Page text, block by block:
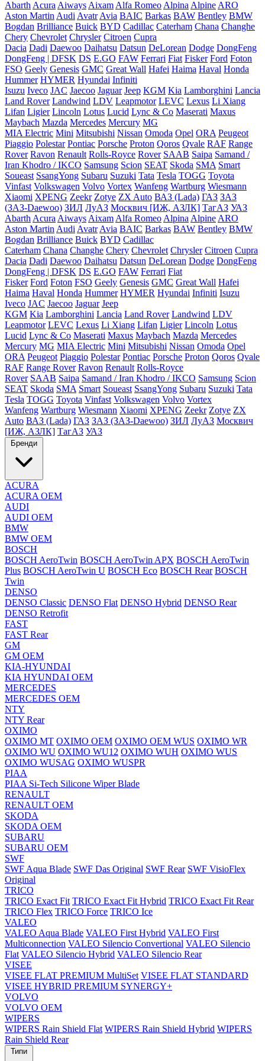
Abarth Acura Aiways Aixam Alfa Romeo Alpina Alpine ARO
Aston Martin Audi Avatr Avia BAIC Barkas BAW Bentley BMW
Bogdan Brilliance Buick BYD Cadillac Caterham Chana Changhe
Chery Chevrolet Chrysler Citroen Cupra
Dacia Dadi Daewoo Daihatsu Datsun DeLorean Dodge DongFeng
DongFeng | DFSK DS E.GO FAW Ferrari Fiat Fisker Ford Foton
FSO Geely Genesis GMC Great Wall Hafei Haima Haval Honda
Hummer HYMER Hyundai Infiniti
Isuzu Iveco JAC Jaecoo Jaguar Jeep KGM Kia Lamborghini Lancia
Land Rover Landwind LDV Leapmotor LEVC Lexus Li Xiang
Lifan Ligier Lincoln Lotus Lucid Lync & Co Maserati Maxus
Maybach Mazda Mercedes Mercury MG
MIA Electric Mini Mitsubishi Nissan Omoda Opel ORA Peugeot
Piaggio Polestar Pontiac Porsche Proton Qoros Qvale RAF Range
Rover Ravon Renault Rolls-Royce Rover SAAB Saipa Samand /
Iran Khodro / IKCO Samsung Scion SEAT Skoda SMA Smart
Soueast SsangYong Subaru Suzuki Tata Tesla TOGG Toyota
Vinfast Volkswagen Volvo Vortex Wanfeng Wartburg Wiesmann
Xiaomi XPENG Zeekr Zotye ZX Auto ВАЗ (Lada) ГАЗ ЗАЗ
(ЗАЗ-Daewoo) ЗИЛ ЛуАЗ Москвич [ИЖ, АЗЛК] ТагАЗ УАЗ
Abarth Acura Aiways Aixam Alfa Romeo Alpina Alpine ARO
Aston Martin Audi Avatr Avia BAIC Barkas BAW Bentley BMW
Bogdan Brilliance Buick BYD Cadillac
Caterham Chana Changhe Chery Chevrolet Chrysler Citroen Cupra
Dacia Dadi Daewoo Daihatsu Datsun DeLorean Dodge DongFeng
DongFeng | DFSK DS E.GO FAW Ferrari Fiat
Fisker Ford Foton FSO Geely Genesis GMC Great Wall Hafei
Haima Haval Honda Hummer HYMER Hyundai Infiniti Isuzu
Iveco JAC Jaecoo Jaguar Jeep
KGM Kia Lamborghini Lancia Land Rover Landwind LDV
Leapmotor LEVC Lexus Li Xiang Lifan Ligier Lincoln Lotus
Lucid Lync & Co Maserati Maxus Maybach Mazda Mercedes
Mercury MG MIA Electric Mini Mitsubishi Nissan Omoda Opel
ORA Peugeot Piaggio Polestar Pontiac Porsche Proton Qoros Qvale
RAF Range Rover Ravon Renault Rolls-Royce
Rover SAAB Saipa Samand / Iran Khodro / IKCO Samsung Scion
SEAT Skoda SMA Smart Soueast SsangYong Subaru Suzuki Tata
Tesla TOGG Toyota Vinfast Volkswagen Volvo Vortex
Wanfeng Wartburg Wiesmann Xiaomi XPENG Zeekr Zotye ZX
Auto ВАЗ (Lada) ГАЗ ЗАЗ (ЗАЗ-Daewoo) ЗИЛ ЛуАЗ Москвич
[ИЖ, АЗЛК] ТагАЗ УАЗ
Бренди
ACURA
ACURA OEM
AUDI
AUDI OEM
BMW
BMW OEM
BOSCH
BOSCH AeroTwin BOSCH AeroTwin APX BOSCH AeroTwin
Plus BOSCH AeroTwin U BOSCH Eco BOSCH Rear BOSCH
Twin
DENSO
DENSO Classic DENSO Flat DENSO Hybrid DENSO Rear
DENSO Retrofit
FAST
FAST Rear
GM
GM OEM
KIA-HYUNDAI
KIA HYUNDAI OEM
MERCEDES
MERCEDES OEM
NTY
NTY Rear
OXIMO
OXIMO MT OXIMO OEM OXIMO OEM WUS OXIMO WR
OXIMO WU OXIMO WU12 OXIMO WUH OXIMO WUS
OXIMO WUSAG OXIMO WUSPR
PIAA
PIAA Si-Tech Silicone Wiper Blade
RENAULT
RENAULT OEM
SKODA
SKODA OEM
SUBARU
SUBARU OEM
SWF
SWF Aqua Blade SWF Das Original SWF Rear SWF VisioFlex
Original
TRICO
TRICO Exact Fit TRICO Exact Fit Hybrid TRICO Exact Fit Rear
TRICO Flex TRICO Force TRICO Ice
VALEO
VALEO Aqua Blade VALEO First Hybrid VALEO First
Multiconnection VALEO Silencio Convertional VALEO Silencio
Flat VALEO Silencio Hybrid VALEO Silencio Rear
VISEE
VISEE FLAT PREMIUM MultiSet VISEE FLAT STANDARD
VISEE HYBRID PREMIUM SYNERGY+
VOLVO
VOLVO OEM
WIPERS
WIPERS Rain Shield Flat WIPERS Rain Shield Hybrid WIPERS
Rain Shield Rear
Типи